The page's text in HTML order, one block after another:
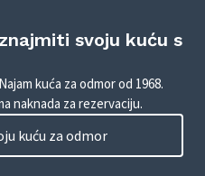
svoju kuću s
kuća za odmor od 1968.
naknada za rezervaciju.
kuću za odmor